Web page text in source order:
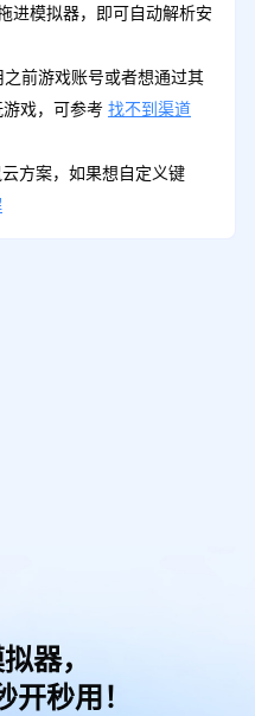
进模拟器，即可自动解析安
前游戏账号或者想通过其
戏，可参考 找不到渠道
方案，如果想自定义键
器，
秒用！